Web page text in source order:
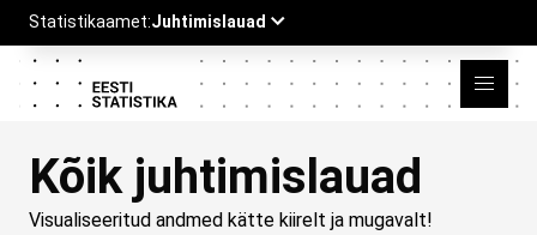
Kõik juhtimislauad
Visualiseeritud andmed kätte kiirelt ja mugavalt!